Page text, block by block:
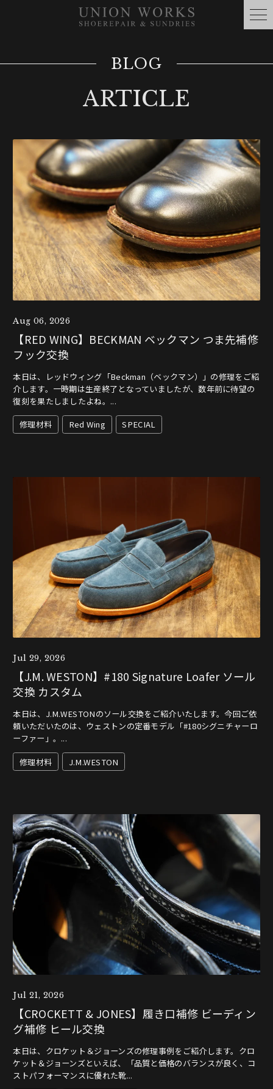
BLOG
ARTICLE
Aug 06, 2026
【RED WING】BECKMAN ベックマン つま先補修
フック交換
本日は、レッドウィング「Beckman（ベックマン）」の修理をご紹
介します。一時期は生産終了となっていましたが、数年前に待望の
復刻を果たしましたよね。...
修理材料 Red Wing SPECIAL
Jul 29, 2026
【J.M. WESTON】#180 Signature Loafer ソール
交換 カスタム
本日は、J.M.WESTONのソール交換をご紹介いたします。今回ご依
頼いただいたのは、ウェストンの定番モデル「#180シグニチャーロ
ーファー」。...
修理材料 J.M.WESTON
Jul 21, 2026
【CROCKETT & JONES】履き口補修 ビーディン
グ補修 ヒール交換
本日は、クロケット＆ジョーンズの修理事例をご紹介します。クロ
ケット＆ジョーンズといえば、「品質と価格のバランスが良く、コ
ストパフォーマンスに優れた靴...